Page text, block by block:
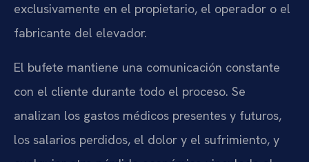
exclusivamente en el propietario, el operador o el
fabricante del elevador.
El bufete mantiene una comunicación constante
con el cliente durante todo el proceso. Se
analizan los gastos médicos presentes y futuros,
los salarios perdidos, el dolor y el sufrimiento, y